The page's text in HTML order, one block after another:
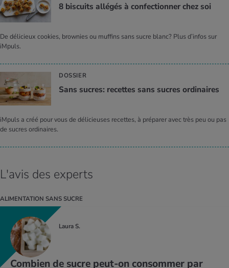
8 bis­cuits allé­gés à confec­tion­ner chez soi
De délicieux cookies, brownies ou muffins sans sucre blanc? Plus d’infos sur
iMpuls.
DOSSIER
Sans sucres: recettes sans sucres ordi­naires
iMpuls a créé pour vous de délicieuses recettes, à préparer avec très peu ou pas
de sucres ordinaires.
L'avis des experts
ALIMENTATION SANS SUCRE
Laura S.
Combien de sucre peut-on consommer par